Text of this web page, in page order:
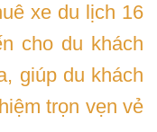
xe du lịch 16
cho du khách
giúp du khách
trọn vẹn vẻ